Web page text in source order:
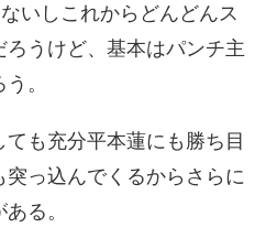
いしこれからどんどんス
うけど、基本はパンチ主
。
も充分平本蓮にも勝ち目
っ込んでくるからさらに
る。